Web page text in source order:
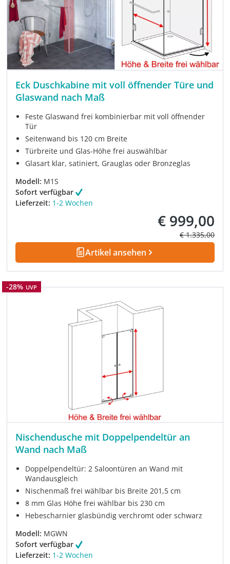
Eck Duschkabine mit voll öffnender Türe und
Glaswand nach Maß
Feste Glaswand frei kombinierbar mit voll öffnender
Tür
Seitenwand bis 120 cm Breite
Türbreite und Glas-Höhe frei auswählbar
Glasart klar, satiniert, Grauglas oder Bronzeglas
Modell: M1S
Sofort verfügbar
Lieferzeit: 1-2 Wochen
Verkaufspreis:
€ 999,00
Regulärer
€ 1.335,00
Artikel ansehen
Rabatt
-28% UVP
Nischendusche mit Doppelpendeltür an
Wand nach Maß
Doppelpendeltür: 2 Saloontüren an Wand mit
Wandausgleich
Nischenmaß frei wählbar bis Breite 201,5 cm
8 mm Glas Höhe frei wählbar bis 230 cm
Hebescharnier glasbündig verchromt oder schwarz
Modell: MGWN
Sofort verfügbar
Lieferzeit: 1-2 Wochen